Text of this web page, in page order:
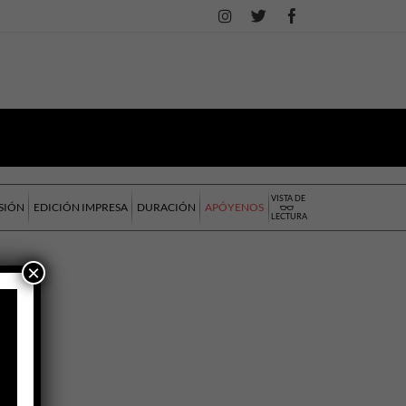
EDICIÓN IMPRESA DURACIÓN APÓYENOS
VISTA DE
LECTURA
×